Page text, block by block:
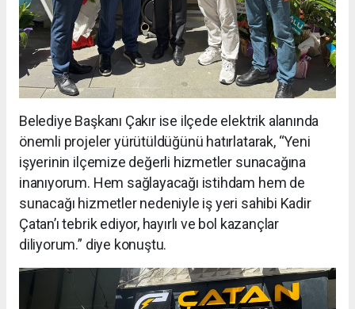
Belediye Başkanı Çakır ise ilçede elektrik alanında
önemli projeler yürütüldüğünü hatırlatarak, “Yeni
işyerinin ilçemize değerli hizmetler sunacağına
inanıyorum. Hem sağlayacağı istihdam hem de
sunacağı hizmetler nedeniyle iş yeri sahibi Kadir
Çatan’ı tebrik ediyor, hayırlı ve bol kazançlar
diliyorum.” diye konuştu.